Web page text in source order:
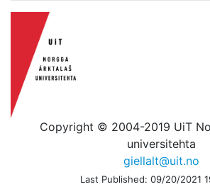
Copyright © 2004-2019 UiT
universitehta
giellalt@uit.no
Last Published: 09/20/2021